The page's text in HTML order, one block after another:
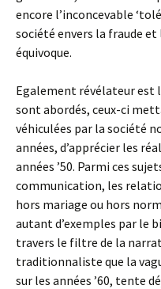
encore l’inconcevable
société envers la fraude
équivoque.
Egalement révélateur est
sont abordés, ceux-ci
véhiculées par la société
années, d’apprécier les
années ’50. Parmi ces
communication, les
hors mariage ou hors
autant d’exemples par le
travers le filtre de la
traditionnaliste que la
sur les années ’60, tente